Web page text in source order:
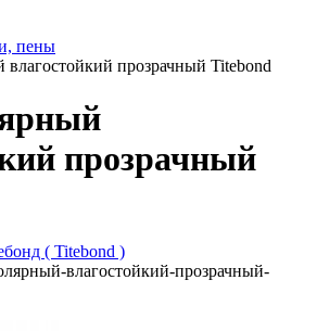
пены
влагостойкий прозрачный Titebond
прозрачный
( Titebond )
влагостойкий-прозрачный-